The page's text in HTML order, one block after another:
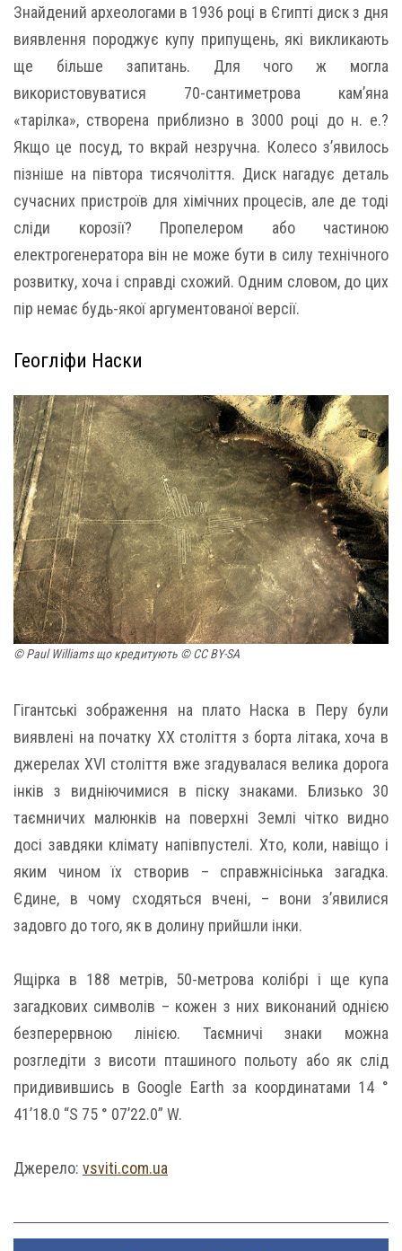
Знайдений археологами в 1936 році в Єгипті диск з дня
виявлення породжує купу припущень, які викликають
ще більше запитань. Для чого ж могла
використовуватися 70-сантиметрова кам’яна
«тарілка», створена приблизно в 3000 році до н. е.?
Якщо це посуд, то вкрай незручна. Колесо з’явилось
пізніше на півтора тисячоліття. Диск нагадує деталь
сучасних пристроїв для хімічних процесів, але де тоді
сліди корозії? Пропелером або частиною
електрогенератора він не може бути в силу технічного
розвитку, хоча і справді схожий. Одним словом, до цих
пір немає будь-якої аргументованої версії.
Геогліфи Наски
© Paul Williams що кредитують © CC BY-SA
Гігантські зображення на плато Наска в Перу були
виявлені на початку ХХ століття з борта літака, хоча в
джерелах XVI століття вже згадувалася велика дорога
інків з видніючимися в піску знаками. Близько 30
таємничих малюнків на поверхні Землі чітко видно
досі завдяки клімату напівпустелі. Хто, коли, навіщо і
яким чином їх створив – справжнісінька загадка.
Єдине, в чому сходяться вчені, – вони з’явилися
задовго до того, як в долину прийшли інки.
Ящірка в 188 метрів, 50-метрова колібрі і щe купа
загадкових символів – кожен з них виконаний однією
безперервною лінією. Таємничі знаки можна
розгледіти з висоти пташиного польоту або як слід
придивившись в Google Earth за координатами 14 °
41’18.0 “S 75 ° 07’22.0” W.
Джерело: vsviti.com.ua